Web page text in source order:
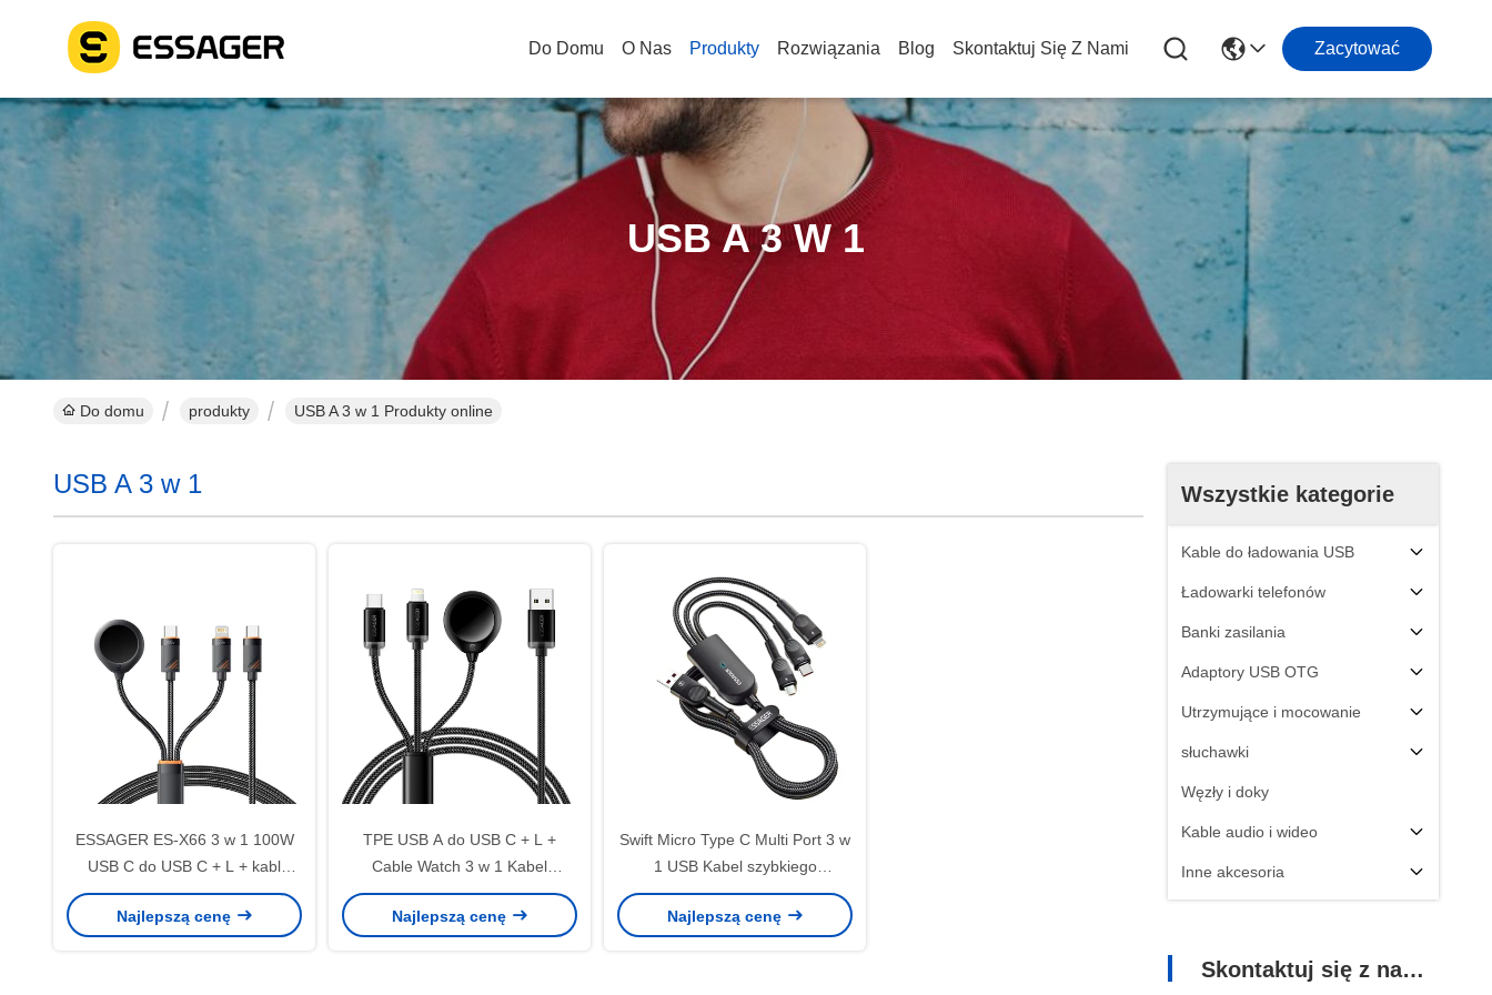
Do Domu O Nas Produkty Rozwiązania Blog Skontaktuj Się Z Nami Zacytować
USB A 3 W 1
Do domu produkty USB A 3 w 1 Produkty online
Wszystkie kategorie
Kable do ładowania USB
Ładowarki telefonów
Banki zasilania
Adaptory USB OTG
Utrzymujące i mocowanie
słuchawki
Węzły i doky
Kable audio i wideo
Inne akcesoria
Skontaktuj się z nami
USB A 3 w 1
ESSAGER ES-X66 3 w 1 100W
USB C do USB C + L + kabl
bezprzewodowy do ładowania
zegarków
Najlepszą cenę
TPE USB A do USB C + L +
Cable Watch 3 w 1 Kabel
ładowania 3A Seria ES-X60
Najlepszą cenę
Swift Micro Type C Multi Port 3 w
1 USB Kabel szybkiego
ładowania Nylon
Najlepszą cenę